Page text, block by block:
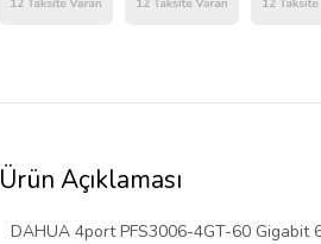
Ürün Açıklaması
DAHUA 4port PFS3006-4GT-60 Gigabit